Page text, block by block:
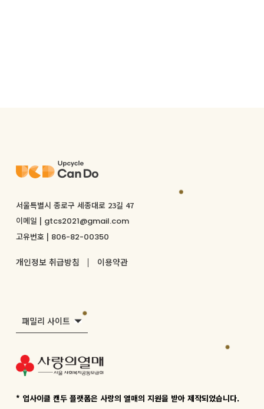
서울특별시 종로구 세종대로 23길 47
이메일 | gtcs2021@gmail.com
고유번호 | 806-82-00350
개인정보 취급방침 이용약관
패밀리 사이트
* 업사이클 캔두 플랫폼은 사랑의 열매의 지원을 받아 제작되었습니다.